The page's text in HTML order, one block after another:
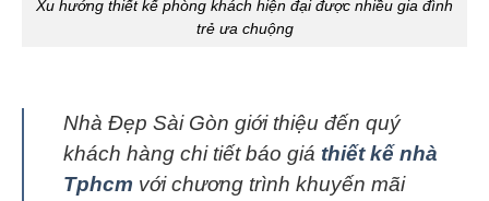
Xu hướng thiết kế phòng khách hiện đại được nhiều gia đình
trẻ ưa chuộng
Nhà Đẹp Sài Gòn giới thiệu đến quý
khách hàng chi tiết báo giá thiết kế nhà
Tphcm với chương trình khuyến mãi